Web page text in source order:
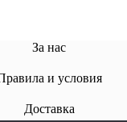
За нас
и условия
Доставкa